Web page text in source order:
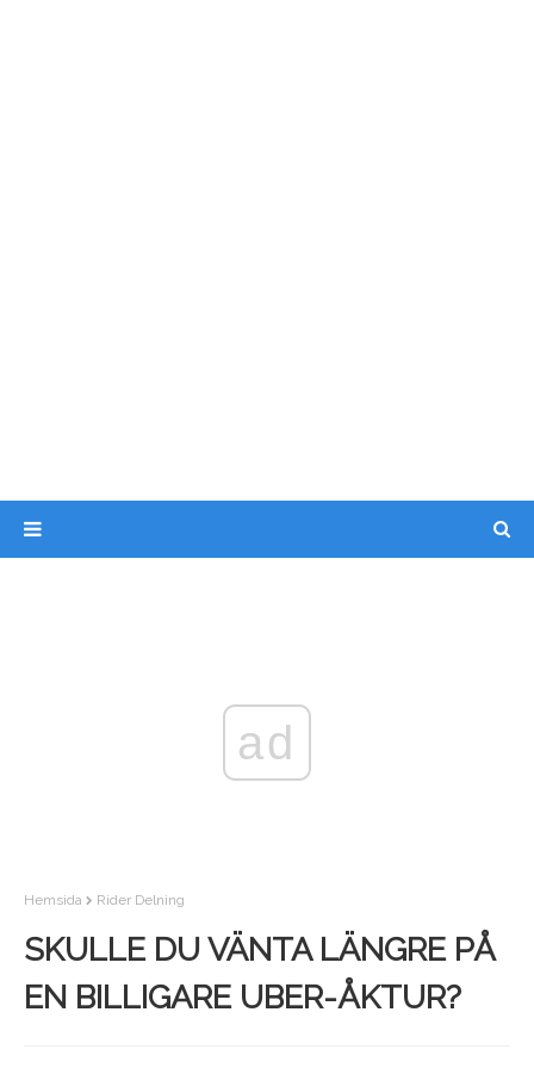
ad
Hemsida Rider Delning
SKULLE DU VÄNTA LÄNGRE PÅ
EN BILLIGARE UBER-ÅKTUR?